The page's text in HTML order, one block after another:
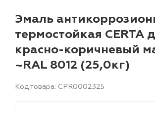
и дачи
бетону,
Эмаль
термостойкая CERTA
красно-коричневый
~RAL 8012 (25,0кг)
Код товара: CPR0002325